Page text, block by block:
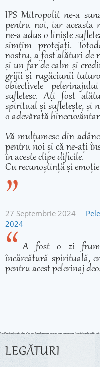
IPS Mitropolit ne-a
pentru noi, iar aceasta
ne-a adus o liniște
simțim protejați.
nostru, a fost alături de
și un far de calm și
grijii și rugăciunii
obiectivele
sufletesc. Ați fost
spiritual și sufletește, și
o adevărată
Vă mulțumesc din
pentru noi și că ne-ați
în aceste clipe dificile.
Cu recunoștință și
27 Septembrie 2024
2024
A fost o zi
încărcătură spirituală,
pentru acest pelerinaj
LEGĂTURI